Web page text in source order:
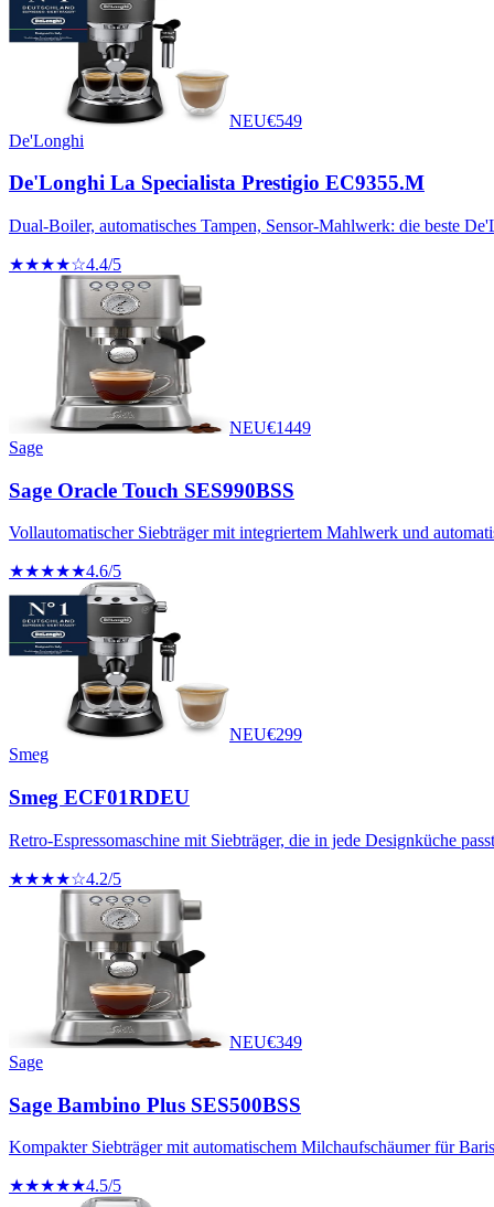
NEU€549
De'Longhi
De'Longhi La Specialista Prestigio EC9355.M
Dual-Boiler, automatisches Tampen, Sensor-Mahlwerk: die beste
★★★★☆4.4/5
NEU€1449
Sage
Sage Oracle Touch SES990BSS
Vollautomatischer Siebträger mit integriertem Mahlwerk und
★★★★★4.6/5
NEU€299
Smeg
Smeg ECF01RDEU
Retro-Espressomaschine mit Siebträger, die in jede Designküche
★★★★☆4.2/5
NEU€349
Sage
Sage Bambino Plus SES500BSS
Kompakter Siebträger mit automatischem Milchaufschäumer für
★★★★★4.5/5